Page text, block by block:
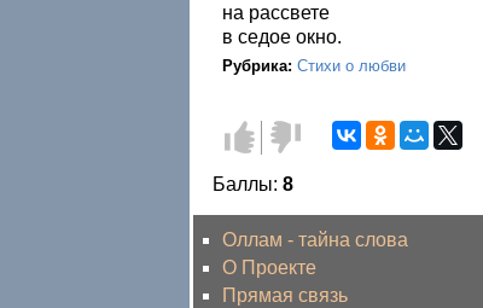
на рассвете
в седое окно.
Рубрика: Стихи о любви
Голос
за!
Голос
против!
Баллы: 8
Оллам - тайна слова
О Проекте
Прямая связь